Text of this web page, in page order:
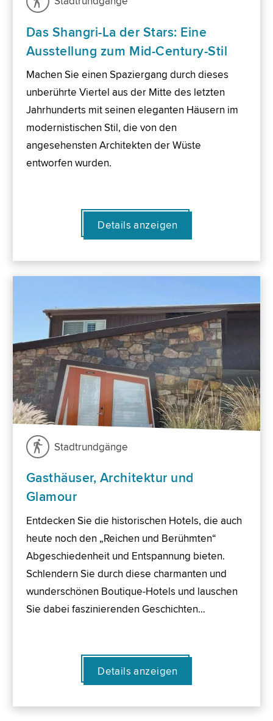
Das Shangri-La der Stars: Eine
Ausstellung zum Mid-Century-Stil
Machen Sie einen Spaziergang durch dieses
unberührte Viertel aus der Mitte des letzten
Jahrhunderts mit seinen eleganten Häusern im
modernistischen Stil, die von den
angesehensten Architekten der Wüste
entworfen wurden.
Details anzeigen
Stadtrundgänge
Gasthäuser, Architektur und
Glamour
Entdecken Sie die historischen Hotels, die auch
heute noch den „Reichen und Berühmten“
Abgeschiedenheit und Entspannung bieten.
Schlendern Sie durch diese charmanten und
wunderschönen Boutique-Hotels und lauschen
Sie dabei faszinierenden Geschichten…
Details anzeigen